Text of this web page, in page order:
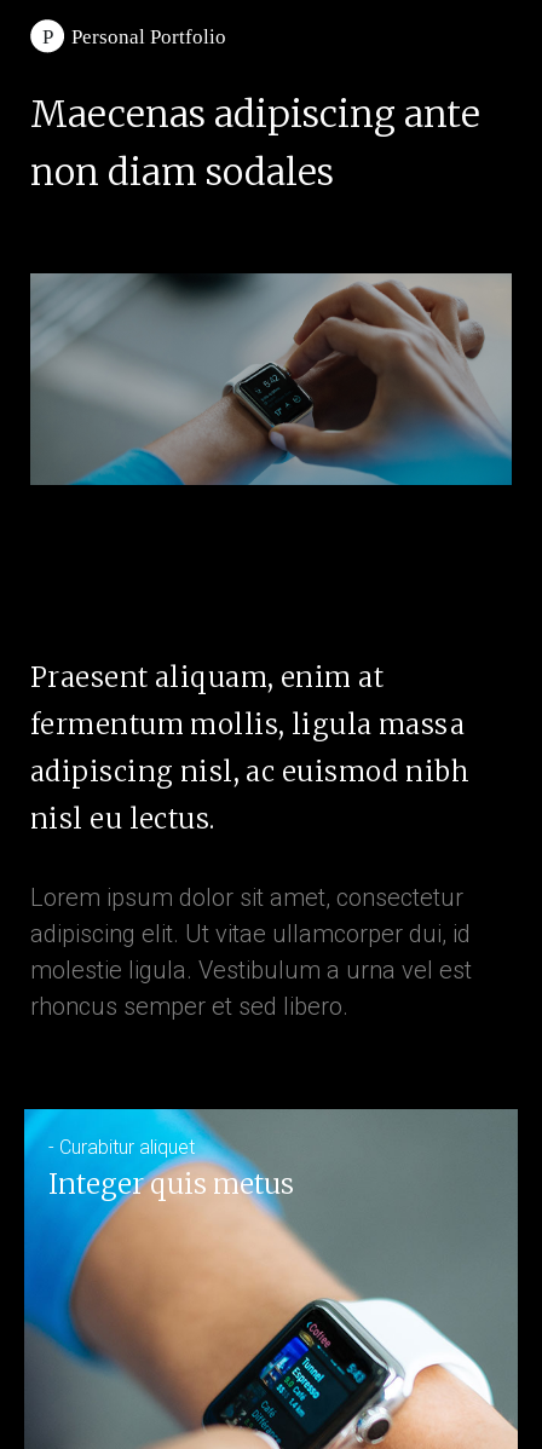
Maecenas adipiscing ante
non diam sodales
Praesent aliquam, enim at
fermentum mollis, ligula massa
adipiscing nisl, ac euismod nibh
nisl eu lectus.
Lorem ipsum dolor sit amet, consectetur
adipiscing elit. Ut vitae ullamcorper dui, id
molestie ligula. Vestibulum a urna vel est
rhoncus semper et sed libero.
- Curabitur aliquet
Integer quis metus